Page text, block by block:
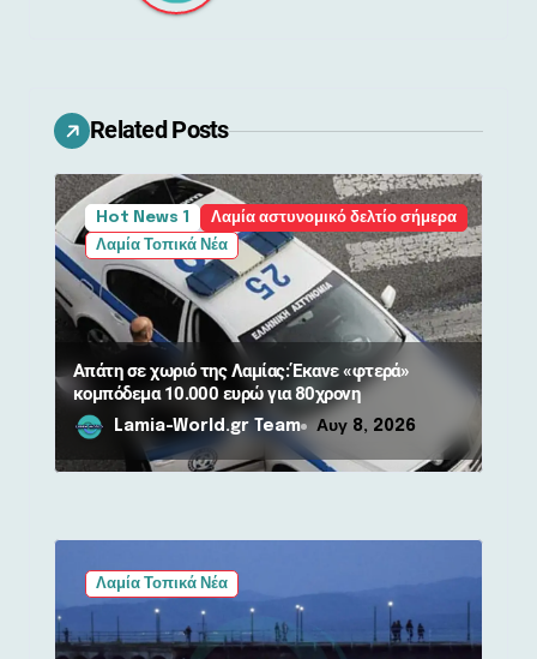
ά
ρ
θ
ρ
ω
Related Posts
Hot News 1
Λαμία αστυνομικό δελτίο σήμερα
Λαμία Τοπικά Νέα
Απάτη σε χωριό της Λαμίας: Έκανε «φτερά»
κομπόδεμα 10.000 ευρώ για 80χρονη
Lamia-World.gr Team Αυγ 8, 2026
Λαμία Τοπικά Νέα